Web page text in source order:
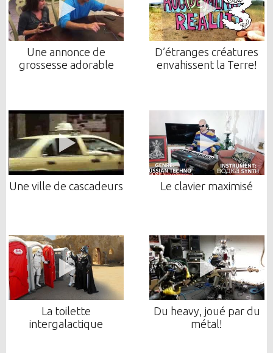
Une annonce de
grossesse adorable
D’étranges créatures
envahissent la Terre!
Une ville de cascadeurs Le clavier maximisé
La toilette
intergalactique
Du heavy, joué par du
métal!